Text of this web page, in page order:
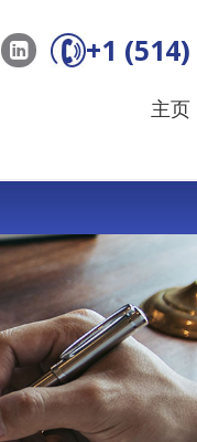
+1
主页